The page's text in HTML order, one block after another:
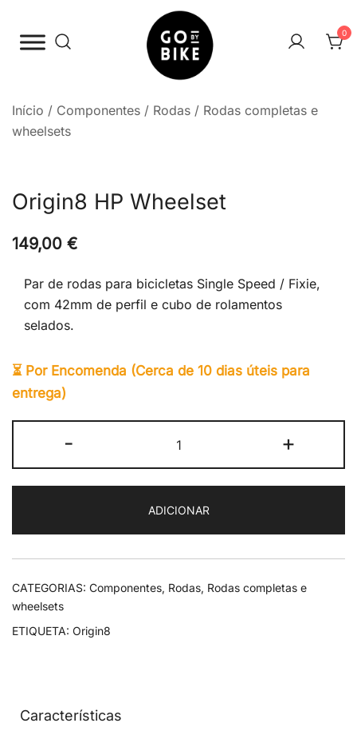
para
Go By Bike
0
Início / Componentes / Rodas / Rodas completas e
wheelsets
Origin8 HP Wheelset
149,00 €
Par de rodas para bicicletas Single Speed / Fixie,
com 42mm de perfil e cubo de rolamentos
selados.
⏳ Por Encomenda (Cerca de 10 dias úteis para
entrega)
-
de
Origin8
Wheelset
+
ADICIONAR
CATEGORIAS: Componentes, Rodas, Rodas completas e
wheelsets
ETIQUETA: Origin8
Características